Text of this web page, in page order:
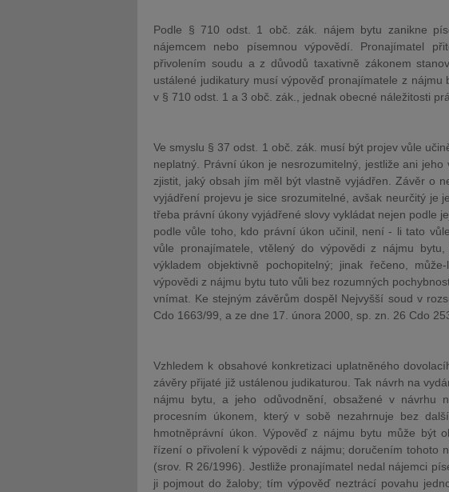
Podle § 710 odst. 1 obč. zák. nájem bytu zanikne
nájemcem nebo písemnou výpovědí. Pronajímatel
přivolením soudu a z důvodů taxativně zákonem
ustálené judikatury musí výpověď pronajímatele z nájmu
v § 710 odst. 1 a 3 obč. zák., jednak obecné náležitosti
Ve smyslu § 37 odst. 1 obč. zák. musí být projev vůle
neplatný. Právní úkon je nesrozumitelný, jestliže ani
zjistit, jaký obsah jím měl být vlastně vyjádřen. Závěr o
vyjádření projevu je sice srozumitelné, avšak neurčitý je
třeba právní úkony vyjádřené slovy vykládat nejen podle
podle vůle toho, kdo právní úkon učinil, není - li tato
vůle pronajímatele, vtělený do výpovědi z nájmu
výkladem objektivně pochopitelný; jinak řečeno,
výpovědi z nájmu bytu tuto vůli bez rozumných
vnímat. Ke stejným závěrům dospěl Nejvyšší soud v
Cdo 1663/99, a ze dne 17. února 2000, sp. zn. 26 Cdo
Vzhledem k obsahové konkretizaci uplatněného
závěry přijaté již ustálenou judikaturou. Tak návrh na
nájmu bytu, a jeho odůvodnění, obsažené v
procesním úkonem, který v sobě nezahrnuje bez
hmotněprávní úkon. Výpověď z nájmu bytu může být
řízení o přivolení k výpovědi z nájmu; doručením tohoto
(srov. R 26/1996). Jestliže pronajímatel nedal nájemci
ji pojmout do žaloby; tím výpověď neztrácí povahu